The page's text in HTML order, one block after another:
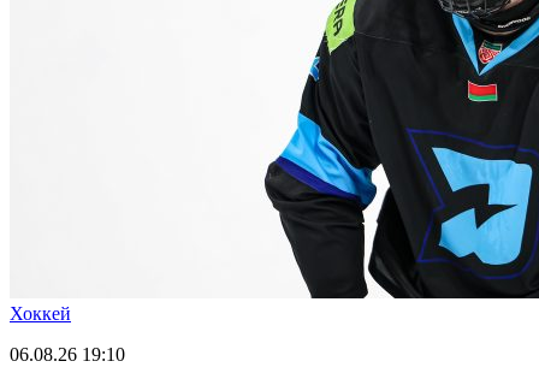
Хоккей
06.08.26 19:10